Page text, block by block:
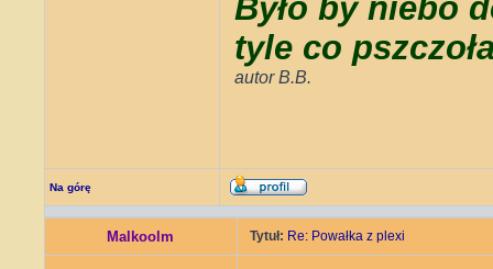
Było by niebo
tyle co
autor B.B.
Na górę
Malkoolm Tytuł: Re: Powałka z plexi